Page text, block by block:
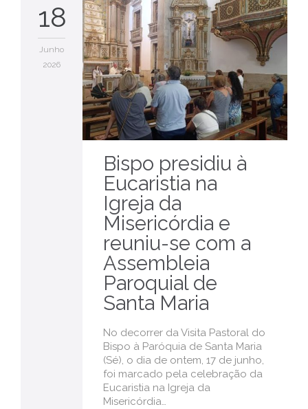
18
Junho
2026
Bispo presidiu à
Eucaristia na
Igreja da
Misericórdia e
reuniu-se com a
Assembleia
Paroquial de
Santa Maria
No decorrer da Visita Pastoral do
Bispo à Paróquia de Santa Maria
(Sé), o dia de ontem, 17 de junho,
foi marcado pela celebração da
Eucaristia na Igreja da
Misericórdia…